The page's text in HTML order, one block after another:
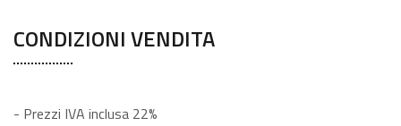
CONDIZIONI VENDITA
- Prezzi IVA inclusa 22%